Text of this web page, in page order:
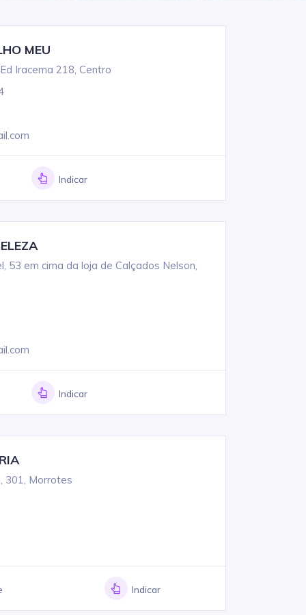
MEU
Iracema 218, Centro
Indicar
53 em cima da loja de Calçados Nelson,
Indicar
301, Morrotes
Indicar